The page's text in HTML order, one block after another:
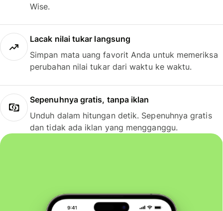
Wise.
Lacak nilai tukar langsung
Simpan mata uang favorit Anda untuk memeriksa
perubahan nilai tukar dari waktu ke waktu.
Sepenuhnya gratis, tanpa iklan
Unduh dalam hitungan detik. Sepenuhnya gratis
dan tidak ada iklan yang mengganggu.